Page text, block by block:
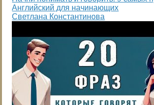
Английский для начинающих
Светлана Константинова